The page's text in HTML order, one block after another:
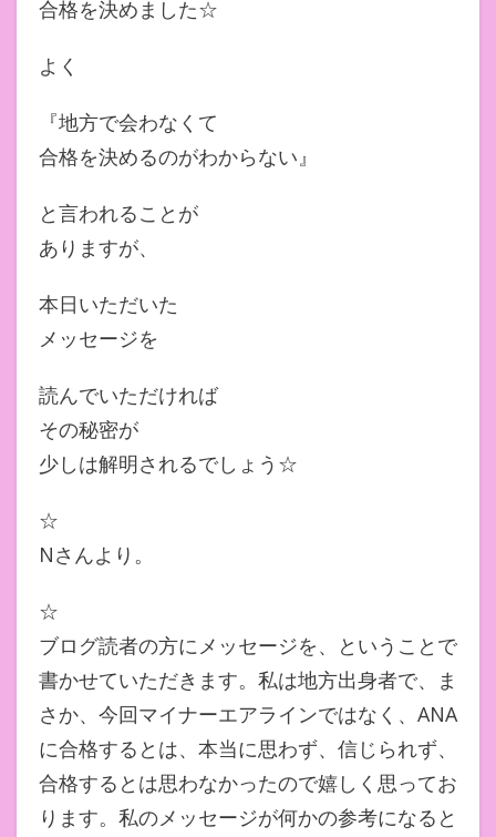
合格を決めました☆
よく
『地方で会わなくて
合格を決めるのがわからない』
と言われることが
ありますが、
本日いただいた
メッセージを
読んでいただければ
その秘密が
少しは解明されるでしょう☆
☆
Nさんより。
☆
ブログ読者の方にメッセージを、ということで
書かせていただきます。私は地方出身者で、ま
さか、今回マイナーエアラインではなく、ANA
に合格するとは、本当に思わず、信じられず、
合格するとは思わなかったので嬉しく思ってお
ります。私のメッセージが何かの参考になると